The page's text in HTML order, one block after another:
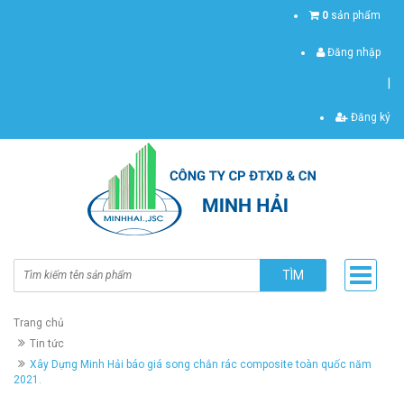
0 sản phẩm
Đăng nhập
Đăng ký
TÌM
Trang chủ
Tin tức
Xây Dựng Minh Hải báo giá song chắn rác composite toàn quốc năm
2021.